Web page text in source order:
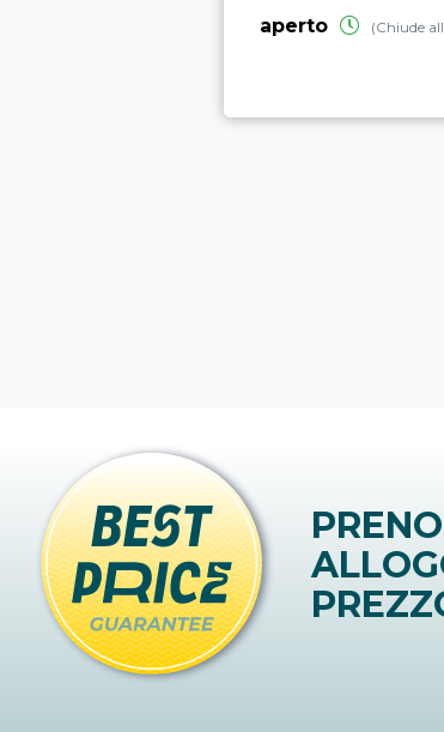
aperto (Chiude